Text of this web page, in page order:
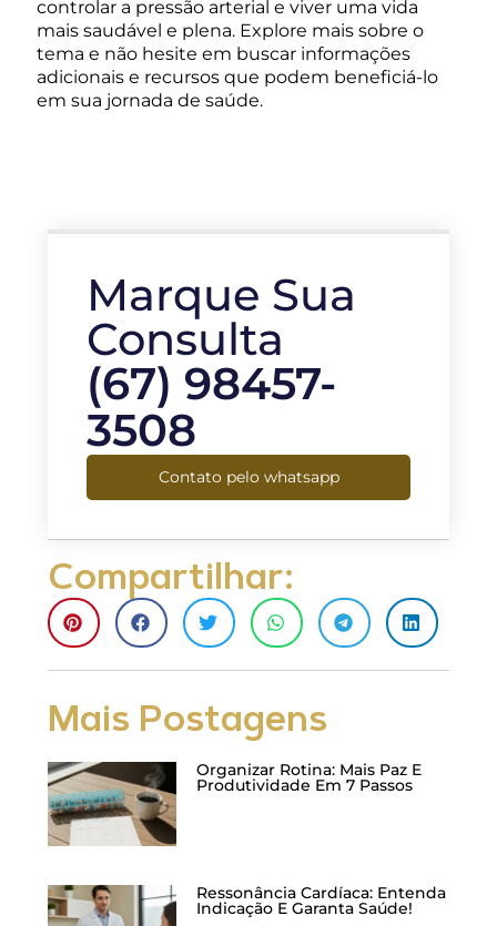
controlar a pressão arterial e viver uma vida
mais saudável e plena. Explore mais sobre o
tema e não hesite em buscar informações
adicionais e recursos que podem beneficiá-lo
em sua jornada de saúde.
Marque Sua
Consulta
(67) 98457-
3508
Contato pelo whatsapp
Compartilhar:
Mais Postagens
Organizar Rotina: Mais Paz E
Produtividade Em 7 Passos
Ressonância Cardíaca: Entenda
Indicação E Garanta Saúde!